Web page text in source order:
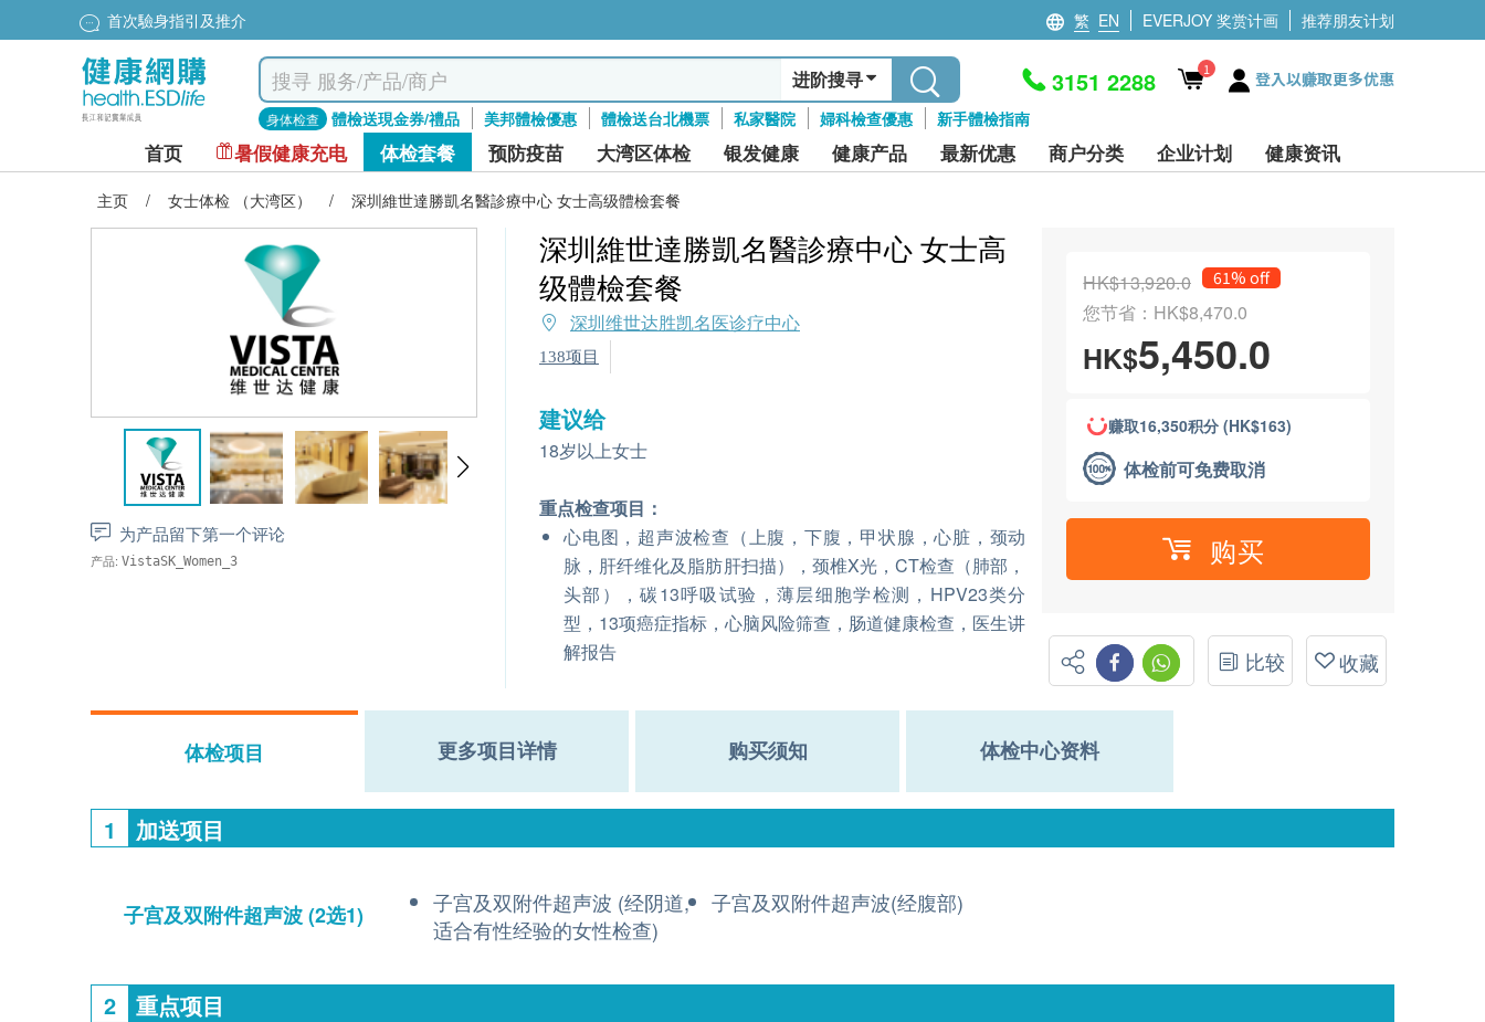
首次驗身指引及推介 繁 EN EVERJOY 奖赏计画 推荐朋友计划
进阶搜寻
身体检查 體檢送現金券/禮品 美邦體檢優惠 體檢送台北機票 私家醫院 婦科檢查優惠 新手體檢指南
3151 2288 1 登入以赚取更多优惠
首页 暑假健康充电 体检套餐 预防疫苗 大湾区体检 银发健康 健康产品 最新优惠 商户分类 企业计划 健康资讯
主页 / 女士体检 （大湾区） / 深圳維世達勝凱名醫診療中心 女士高级體檢套餐
为产品留下第一个评论
产品: VistaSK_Women_3
深圳維世達勝凱名醫診療中心 女士高
级體檢套餐
深圳维世达胜凯名医诊疗中心
138项目
建议给
18岁以上女士
重点检查项目：
心电图，超声波检查（上腹，下腹，甲状腺，心脏，颈动
脉，肝纤维化及脂肪肝扫描），颈椎X光，CT检查（肺部，
头部），碳13呼吸试验，薄层细胞学检测，HPV23类分
型，13项癌症指标，心脑风险筛查，肠道健康检查，医生讲
解报告
HK$13,920.0 61% off
您节省：HK$8,470.0
HK$5,450.0
赚取16,350积分 (HK$163)
体检前可免费取消
购买
比较 收藏
体检项目 更多项目详情 购买须知 体检中心资料
1 加送项目
子宫及双附件超声波(2选1)
子宫及双附件超声波 (经阴道,
适合有性经验的女性检查)
子宫及双附件超声波(经腹部)
2 重点项目